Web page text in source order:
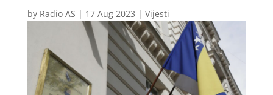
by Radio AS | 17 Aug 2023 | Vijesti